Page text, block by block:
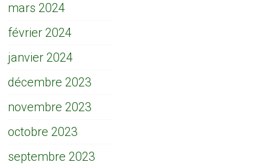
mars 2024
février 2024
janvier 2024
décembre 2023
novembre 2023
octobre 2023
septembre 2023